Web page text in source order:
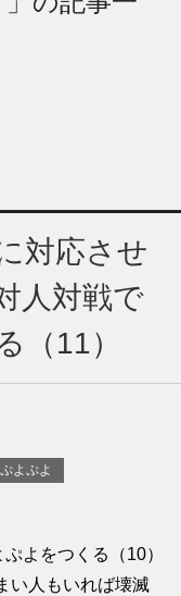
対応させ
人対戦で
（11）
ぷよぷよ
よをつくる（10）
い人もいれば壊滅